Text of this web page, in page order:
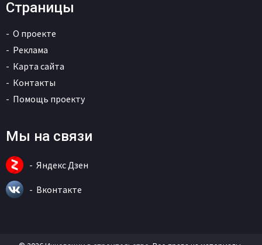
Страницы
О проекте
Реклама
Карта сайта
Контакты
Помощь проекту
Мы на связи
Яндекс Дзен
Вконтакте